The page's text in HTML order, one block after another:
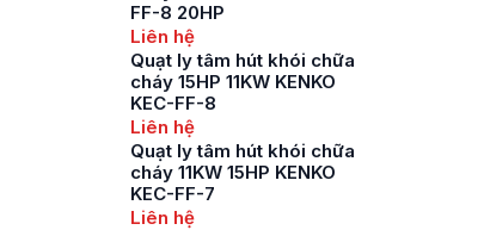
FF-8 20HP
Liên hệ
Quạt ly tâm hút khói chữa
cháy 15HP 11KW KENKO
KEC-FF-8
Liên hệ
Quạt ly tâm hút khói chữa
cháy 11KW 15HP KENKO
KEC-FF-7
Liên hệ